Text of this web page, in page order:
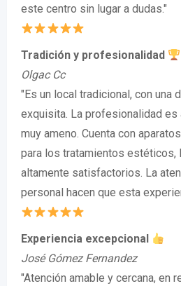
este centro sin lugar a dudas."
Tradición y profesionalidad
Olgac Cc
"Es un local tradicional, con una
exquisita. La profesionalidad es
muy ameno. Cuenta con
para los tratamientos estéticos,
altamente satisfactorios. La
personal hacen que esta
Experiencia excepcional
José Gómez Fernandez
"Atención amable y cercana, en